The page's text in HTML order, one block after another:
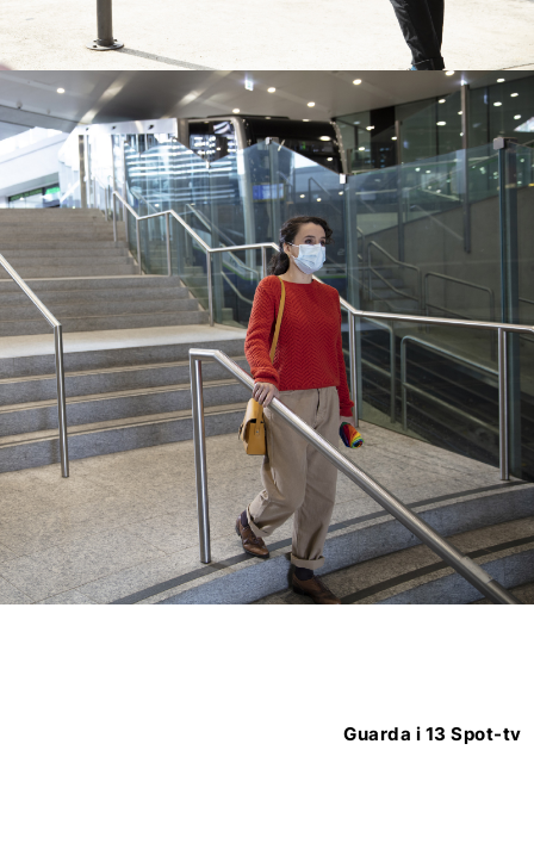
Guarda i 13 Spot-tv